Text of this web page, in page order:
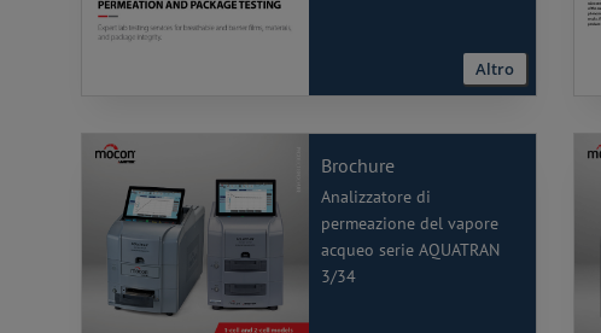
Altro
Brochure
Analizzatore di
permeazione del vapore
acqueo serie AQUATRAN
3/34